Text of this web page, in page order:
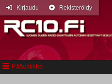
Päävalikko
Kirjaudu Rekisteröidy